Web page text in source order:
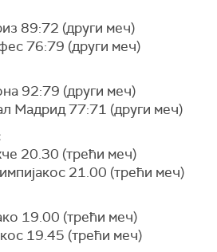
89:72 (други меч)
76:79 (други меч)
92:79 (други меч)
Мадрид 77:71 (други меч)
20.30 (трећи меч)
21.00 (трећи меч)
19.00 (трећи меч)
19.45 (трећи меч)